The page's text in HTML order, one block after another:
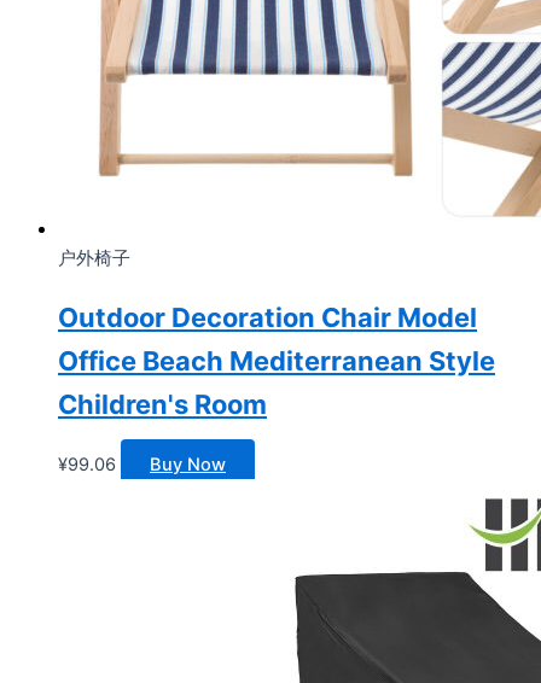
户外椅子
Outdoor Decoration Chair Model
Office Beach Mediterranean Style
Children's Room
¥99.06 Buy Now